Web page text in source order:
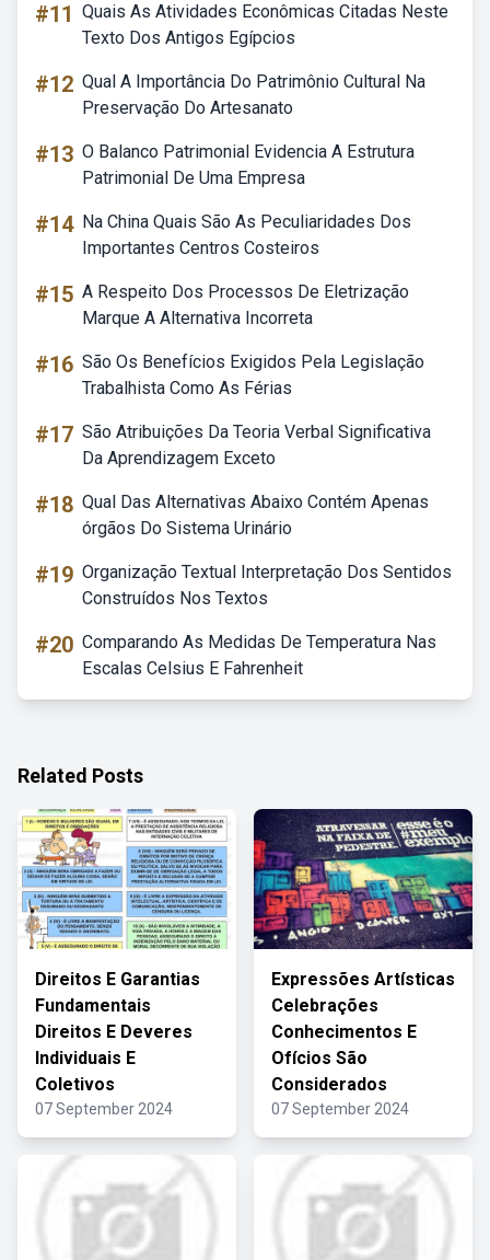
#11 Quais As Atividades Econômicas Citadas Neste
Texto Dos Antigos Egípcios
#12 Qual A Importância Do Patrimônio Cultural Na
Preservação Do Artesanato
#13 O Balanco Patrimonial Evidencia A Estrutura
Patrimonial De Uma Empresa
#14 Na China Quais São As Peculiaridades Dos
Importantes Centros Costeiros
#15 A Respeito Dos Processos De Eletrização
Marque A Alternativa Incorreta
#16 São Os Benefícios Exigidos Pela Legislação
Trabalhista Como As Férias
#17 São Atribuições Da Teoria Verbal Significativa
Da Aprendizagem Exceto
#18 Qual Das Alternativas Abaixo Contém Apenas
órgãos Do Sistema Urinário
#19 Organização Textual Interpretação Dos Sentidos
Construídos Nos Textos
#20 Comparando As Medidas De Temperatura Nas
Escalas Celsius E Fahrenheit
Related Posts
Direitos E Garantias
Fundamentais
Direitos E Deveres
Individuais E
Coletivos
07 September 2024
Expressões Artísticas
Celebrações
Conhecimentos E
Ofícios São
Considerados
07 September 2024